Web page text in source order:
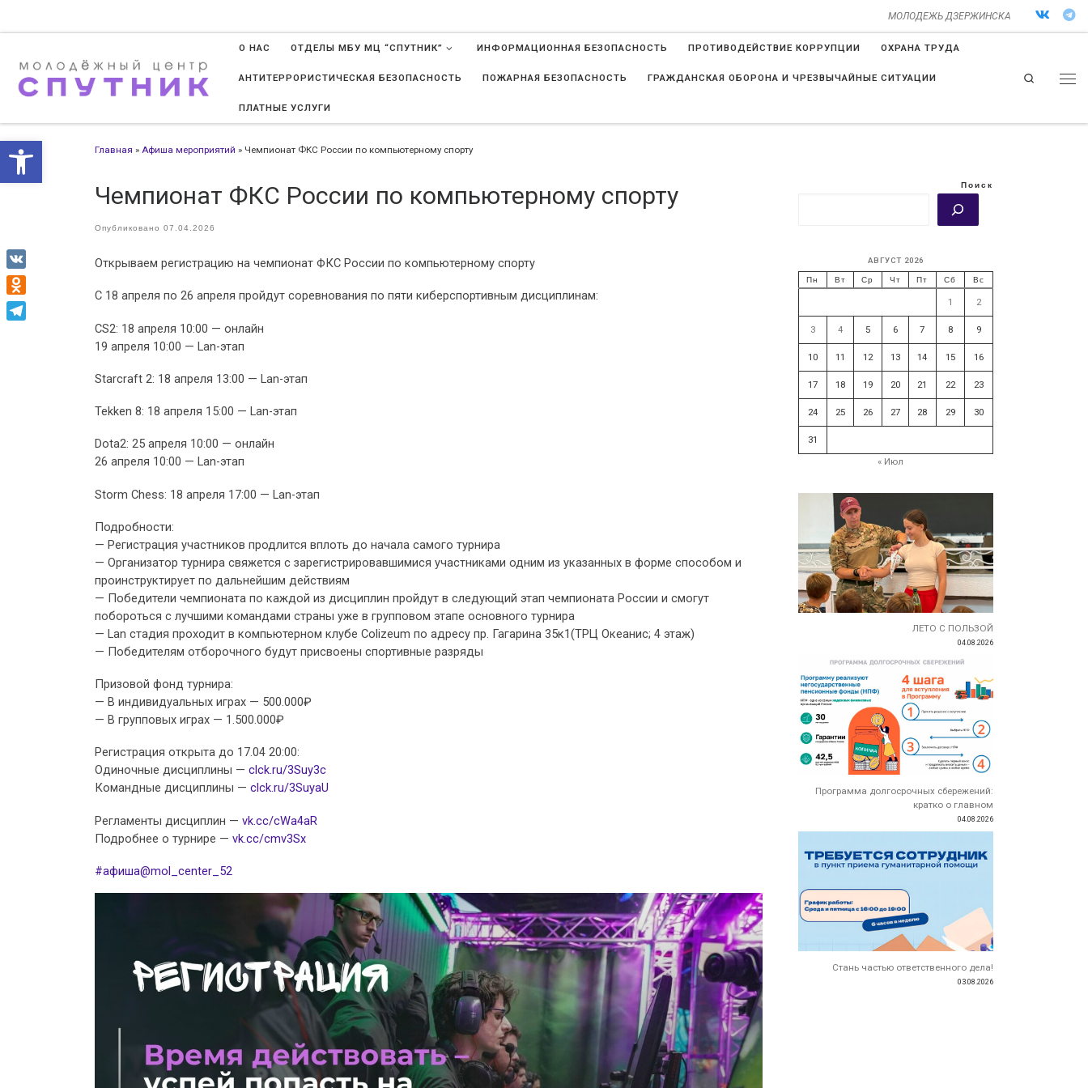
Открыть панель инструментов
МОЛОДЕЖЬ ДЗЕРЖИНСКА
О НАС ОТДЕЛЫ МБУ МЦ “СПУТНИК” ИНФОРМАЦИОННАЯ БЕЗОПАСНОСТЬ ПРОТИВОДЕЙСТВИЕ КОРРУПЦИИ ОХРАНА ТРУДА
АНТИТЕРРОРИСТИЧЕСКАЯ БЕЗОПАСНОСТЬ ПОЖАРНАЯ БЕЗОПАСНОСТЬ ГРАЖДАНСКАЯ ОБОРОНА И ЧРЕЗВЫЧАЙНЫЕ СИТУАЦИИ
ПЛАТНЫЕ УСЛУГИ
Search
Главная » Афиша мероприятий » Чемпионат ФКС России по компьютерному спорту
Чемпионат ФКС России по компьютерному спорту
Опубликовано 07.04.2026
Открываем регистрацию на чемпионат ФКС России по компьютерному спорту
С 18 апреля по 26 апреля пройдут соревнования по пяти киберспортивным дисциплинам:
CS2: 18 апреля 10:00 — онлайн
19 апреля 10:00 — Lan-этап
Starcraft 2: 18 апреля 13:00 — Lan-этап
Tekken 8: 18 апреля 15:00 — Lan-этап
Dota2: 25 апреля 10:00 — онлайн
26 апреля 10:00 — Lan-этап
Storm Chess: 18 апреля 17:00 — Lan-этап
Подробности:
— Регистрация участников продлится вплоть до начала самого турнира
— Организатор турнира свяжется с зарегистрировавшимися участниками одним из указанных в форме способом и
проинструктирует по дальнейшим действиям
— Победители чемпионата по каждой из дисциплин пройдут в следующий этап чемпионата России и смогут
побороться с лучшими командами страны уже в групповом этапе основного турнира
— Lan стадия проходит в компьютерном клубе Colizeum по адресу пр. Гагарина 35к1(ТРЦ Океанис; 4 этаж)
— Победителям отборочного будут присвоены спортивные разряды
Призовой фонд турнира:
— В индивидуальных играх — 500.000₽
— В групповых играх — 1.500.000₽
Регистрация открыта до 17.04 20:00:
Одиночные дисциплины — clck.ru/3Suy3c
Командные дисциплины — clck.ru/3SuyaU
Регламенты дисциплин — vk.cc/cWa4aR
Подробнее о турнире — vk.cc/cmv3Sx
#афиша@mol_center_52
Поиск
АВГУСТ 2026
Пн Вт Ср Чт Пт Сб Вс
1 2
3 4 5 6 7 8 9
10 11 12 13 14 15 16
17 18 19 20 21 22 23
24 25 26 27 28 29 30
31
« Июл
ЛЕТО С ПОЛЬЗОЙ
04.08.2026
Программа долгосрочных сбережений:
кратко о главном
04.08.2026
Стань частью ответственного дела!
03.08.2026
VK
Odnoklassniki